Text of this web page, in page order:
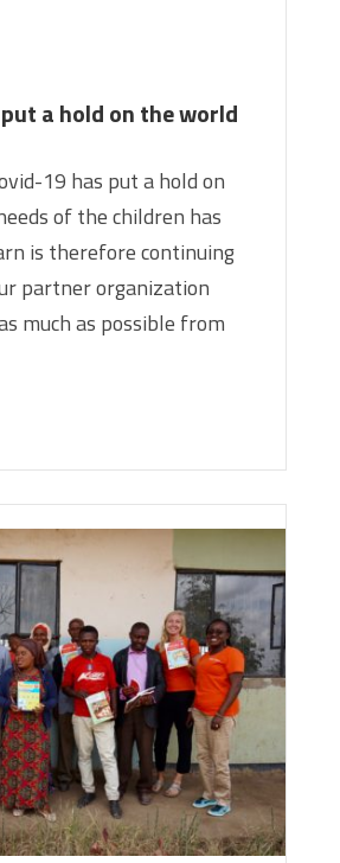
a hold on the world
19 has put a hold on
of the children has
is therefore continuing
partner organization
much as possible from